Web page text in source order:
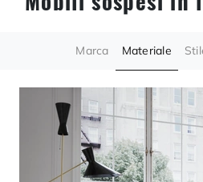
Marca Materiale